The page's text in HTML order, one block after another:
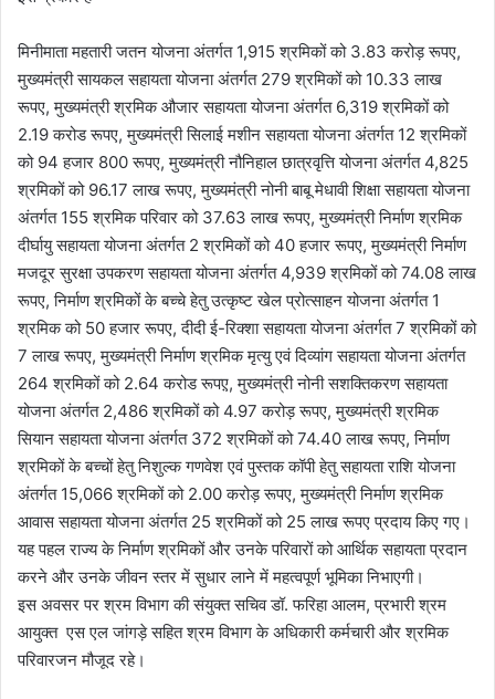
मिनीमाता महतारी जतन योजना अंतर्गत 1,915 श्रमिकों को 3.83 करोड़ रूपए,
मुख्यमंत्री सायकल सहायता योजना अंतर्गत 279 श्रमिकों को 10.33 लाख
रूपए, मुख्यमंत्री श्रमिक औजार सहायता योजना अंतर्गत 6,319 श्रमिकों को
2.19 करोड रूपए, मुख्यमंत्री सिलाई मशीन सहायता योजना अंतर्गत 12 श्रमिकों
को 94 हजार 800 रूपए, मुख्यमंत्री नौनिहाल छात्रवृत्ति योजना अंतर्गत 4,825
श्रमिकों को 96.17 लाख रूपए, मुख्यमंत्री नोनी बाबू मेधावी शिक्षा सहायता योजना
अंतर्गत 155 श्रमिक परिवार को 37.63 लाख रूपए, मुख्यमंत्री निर्माण श्रमिक
दीर्घायु सहायता योजना अंतर्गत 2 श्रमिकों को 40 हजार रूपए, मुख्यमंत्री निर्माण
मजदूर सुरक्षा उपकरण सहायता योजना अंतर्गत 4,939 श्रमिकों को 74.08 लाख
रूपए, निर्माण श्रमिकों के बच्चे हेतु उत्कृष्ट खेल प्रोत्साहन योजना अंतर्गत 1
श्रमिक को 50 हजार रूपए, दीदी ई-रिक्शा सहायता योजना अंतर्गत 7 श्रमिकों को
7 लाख रूपए, मुख्यमंत्री निर्माण श्रमिक मृत्यु एवं दिव्यांग सहायता योजना अंतर्गत
264 श्रमिकों को 2.64 करोड रूपए़, मुख्यमंत्री नोनी सशक्तिकरण सहायता
योजना अंतर्गत 2,486 श्रमिकों को 4.97 करोड़ रूपए, मुख्यमंत्री श्रमिक
सियान सहायता योजना अंतर्गत 372 श्रमिकों को 74.40 लाख रूपए, निर्माण
श्रमिकों के बच्चों हेतु निशुल्क गणवेश एवं पुस्तक कॉपी हेतु सहायता राशि योजना
अंतर्गत 15,066 श्रमिकों को 2.00 करोड़ रूपए, मुख्यमंत्री निर्माण श्रमिक
आवास सहायता योजना अंतर्गत 25 श्रमिकों को 25 लाख रूपए प्रदाय किए गए।
यह पहल राज्य के निर्माण श्रमिकों और उनके परिवारों को आर्थिक सहायता प्रदान
करने और उनके जीवन स्तर में सुधार लाने में महत्वपूर्ण भूमिका निभाएगी।
इस अवसर पर श्रम विभाग की संयुक्त सचिव डॉ. फरिहा आलम, प्रभारी श्रम
आयुक्त एस एल जांगड़े सहित श्रम विभाग के अधिकारी कर्मचारी और श्रमिक
परिवारजन मौजूद रहे।